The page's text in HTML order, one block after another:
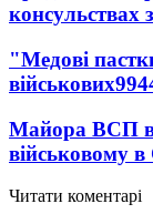
консульствах
"Медові
військових
Майора ВСП
військовому
Читати коментарі